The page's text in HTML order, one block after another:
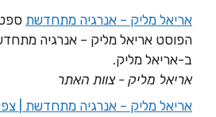
אריאל מליק – אנרגיה מתחדשת
הפוסט אריאל מליק – אנרגיה
ב-אריאל מליק.
אריאל מליק - צוות האתר
אריאל מליק – אנרגיה מתחדשת |